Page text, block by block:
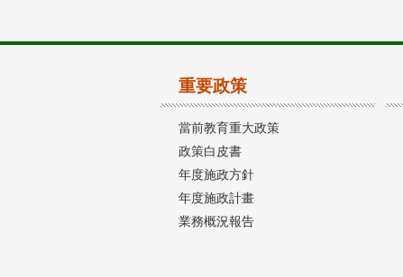
重要政策
當前教育重大政策
政策白皮書
年度施政方針
年度施政計畫
業務概況報告